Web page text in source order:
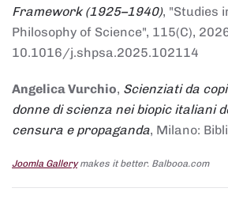
Framework (1925–1940), "Studies
Philosophy of Science", 115(C),
10.1016/j.shpsa.2025.102114
Angelica Vurchio, Scienziati da
donne di scienza nei biopic italiani
censura e propaganda, Milano:
Joomla Gallerymakes it better. Balbooa.com